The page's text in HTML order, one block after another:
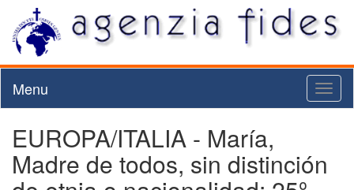
Menu
EUROPA/ITALIA - María,
Madre de todos, sin distinción